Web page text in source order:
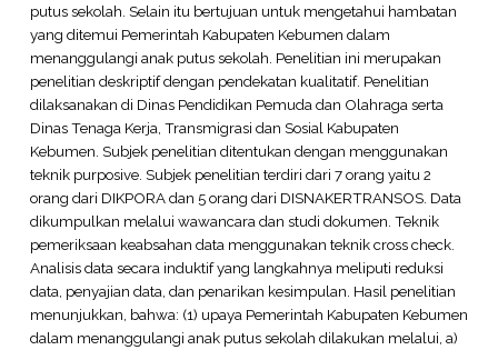
putus sekolah. Selain itu bertujuan untuk mengetahui hambatan
yang ditemui Pemerintah Kabupaten Kebumen dalam
menanggulangi anak putus sekolah. Penelitian ini merupakan
penelitian deskriptif dengan pendekatan kualitatif. Penelitian
dilaksanakan di Dinas Pendidikan Pemuda dan Olahraga serta
Dinas Tenaga Kerja, Transmigrasi dan Sosial Kabupaten
Kebumen. Subjek penelitian ditentukan dengan menggunakan
teknik purposive. Subjek penelitian terdiri dari 7 orang yaitu 2
orang dari DIKPORA dan 5 orang dari DISNAKERTRANSOS. Data
dikumpulkan melalui wawancara dan studi dokumen. Teknik
pemeriksaan keabsahan data menggunakan teknik cross check.
Analisis data secara induktif yang langkahnya meliputi reduksi
data, penyajian data, dan penarikan kesimpulan. Hasil penelitian
menunjukkan, bahwa: (1) upaya Pemerintah Kabupaten Kebumen
dalam menanggulangi anak putus sekolah dilakukan melalui, a)